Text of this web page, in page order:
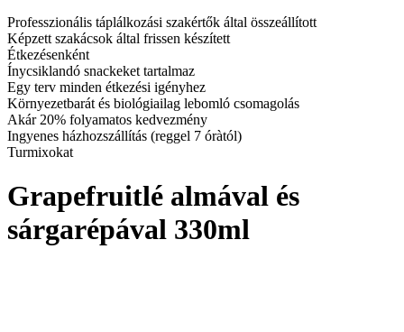
Professzionális táplálkozási szakértők által összeállított
Képzett szakácsok által frissen készített
Étkezésenként
Ínycsiklandó snackeket tartalmaz
Egy terv minden étkezési igényhez
Környezetbarát és biológiailag lebomló csomagolás
Akár 20% folyamatos kedvezmény
Ingyenes házhozszállítás (reggel 7 óràtól)
Turmixokat
Grapefruitlé almával és
sárgarépával 330ml